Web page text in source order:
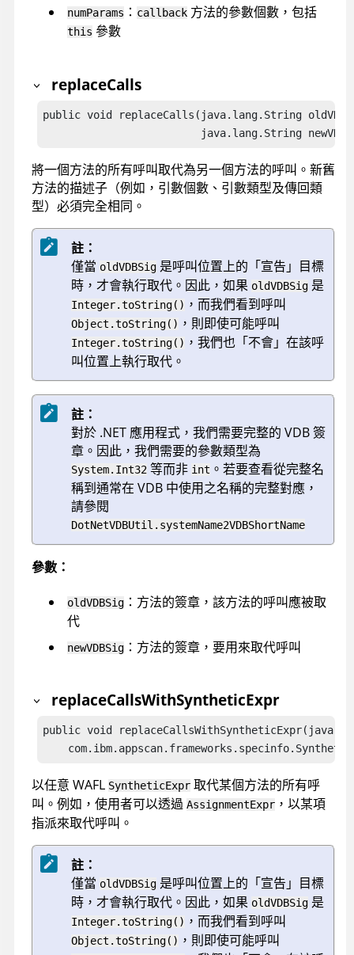
numParams ： callback 方法的參數個數，包括
this 參數
replaceCalls
public void replaceCalls(java.lang.String
java.lang.String
將一個方法的所有呼叫取代為另一個方法的呼叫。新舊
方法的描述子（例如，引數個數、引數類型及傳回類
型）必須完全相同。
註：
僅當 oldVDBSig 是呼叫位置上的「宣告」目標
時，才會執行取代。因此，如果 oldVDBSig 是
Integer.toString() ，而我們看到呼叫
Object.toString() ，則即使可能呼叫
Integer.toString() ，我們也「不會」在該呼
叫位置上執行取代。
註：
對於 .NET 應用程式，我們需要完整的 VDB 簽
章。因此，我們需要的參數類型為
System.Int32 等而非 int 。若要查看從完整名
稱到通常在 VDB 中使用之名稱的完整對應，
請參閱
DotNetVDBUtil.systemName2VDBShortName
參數：
oldVDBSig ：方法的簽章，該方法的呼叫應被取
代
newVDBSig ：方法的簽章，要用來取代呼叫
replaceCallsWithSyntheticExpr
public void
以任意 WAFL SyntheticExpr 取代某個方法的所有呼
叫。例如，使用者可以透過 AssignmentExpr ，以某項
指派來取代呼叫。
註：
僅當 oldVDBSig 是呼叫位置上的「宣告」目標
時，才會執行取代。因此，如果 oldVDBSig 是
Integer.toString() ，而我們看到呼叫
Object.toString() ，則即使可能呼叫